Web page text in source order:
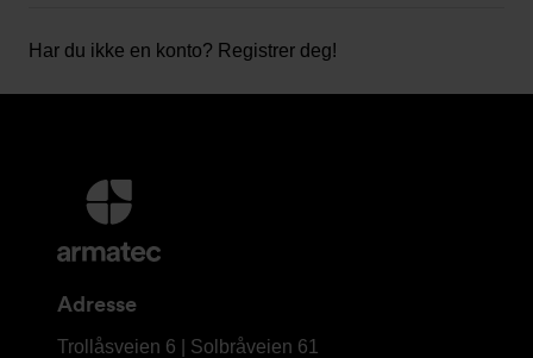
Har du ikke en konto? Registrer deg!
Mer
informasjon
og
Adresse
Armatec
Trollåsveien 6 | Solbråveien 61